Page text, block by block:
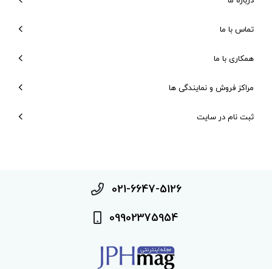
تماس با ما
همکاری با ما
مراکز فروش و نمایندگی ها
ثبت نام در سایت
021-6647-5126
09902375954